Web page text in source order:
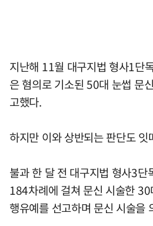
지난해 11월 대구지법 형사1단
은 혐의로 기소된 50대 눈썹 문
고했다.
하지만 이와 상반되는 판단도 잇
불과 한 달 전 대구지법 형사3단
184차례에 걸쳐 문신 시술한
행유예를 선고하며 문신 시술을